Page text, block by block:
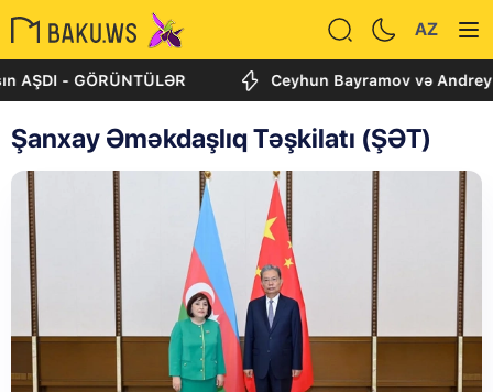
AZ
Ceyhun Bayramov və Andrey Sibiqa
Şanxay Əməkdaşlıq Təşkilatı (ŞƏT)